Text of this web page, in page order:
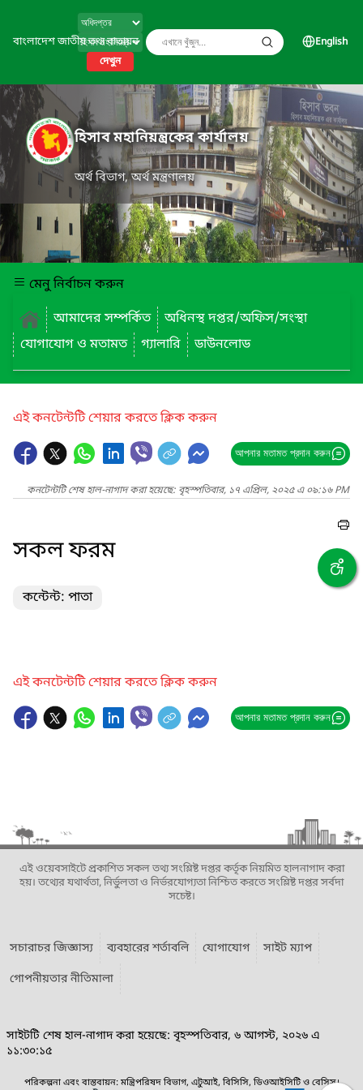
বাংলাদেশ জাতীয় তথ্য বাতায়ন
দেখুন
English
হিসাব মহানিয়ন্ত্রকের কার্যালয়
অর্থ বিভাগ, অর্থ মন্ত্রণালয়
মেনু নির্বাচন করুন
আমাদের সম্পর্কিত
অধিনস্থ দপ্তর/অফিস/সংস্থা
যোগাযোগ ও মতামত
গ্যালারি ডাউনলোড
এই কনটেন্টটি শেয়ার করতে ক্লিক করুন
আপনার মতামত প্রদান করুন
কনটেন্টটি শেষ হাল-নাগাদ করা হয়েছে: বৃহস্পতিবার, ১৭ এপ্রিল, ২০২৫ এ ০৯:১৬ PM
সকল ফরম
কন্টেন্ট: পাতা
এই কনটেন্টটি শেয়ার করতে ক্লিক করুন
আপনার মতামত প্রদান করুন
এই ওয়েবসাইটে প্রকাশিত সকল তথ্য সংশ্লিষ্ট দপ্তর কর্তৃক নিয়মিত হালনাগাদ করা
হয়। তথ্যের যথার্থতা, নির্ভুলতা ও নির্ভরযোগ্যতা নিশ্চিত করতে সংশ্লিষ্ট দপ্তর সর্বদা
সচেষ্ট।
সচারাচর জিজ্ঞাস্য ব্যবহারের শর্তাবলি যোগাযোগ
সাইট ম্যাপ
গোপনীয়তার নীতিমালা
সাইটটি শেষ হাল-নাগাদ করা হয়েছে: বৃহস্পতিবার, ৬ আগস্ট, ২০২৬ এ
১১:৩০:১৫
পরিকল্পনা এবং বাস্তবায়ন: মন্ত্রিপরিষদ বিভাগ, এটুআই, বিসিসি, ডিওআইসিটি ও বেসিস।